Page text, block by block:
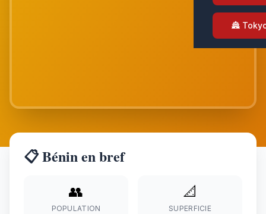
🏯
📋 Bénin en bref
👥
POPULATION
📐
SUPERFICIE